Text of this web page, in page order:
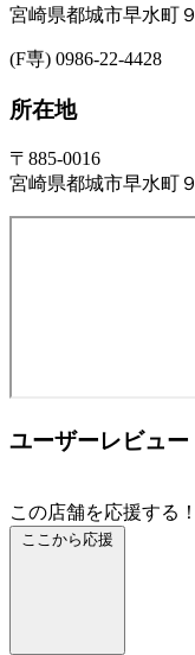
宮崎県都城市早水町
(F専) 0986-22-4428
所在地
〒885-0016
宮崎県都城市早水町
ユーザーレビュー
この店舗を応援する！
ここから応援